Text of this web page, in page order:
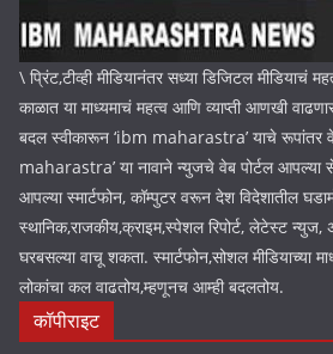
\ प्रिंट,टीव्ही मीडियानंतर सध्या डिजिटल मीडियाचं
काळात या माध्यमाचं महत्व आणि व्याप्ती आणखी
बदल स्वीकारून ‘ibm maharastra’ याचे रूपांतर
maharastra’ या नावाने न्युजचे वेब पोर्टल
आपल्या स्मार्टफोन, कॉम्पुटर वरून देश विदेशातील
स्थानिक,राजकीय,क्राइम,स्पेशल रिपोर्ट, लेटेस्ट न्युज,
घरबसल्या वाचू शकता. स्मार्टफोन,सोशल मीडियाच्या
लोकांचा कल वाढतोय,म्हणूनच आम्ही बदलतोय.
कॉपीराइट